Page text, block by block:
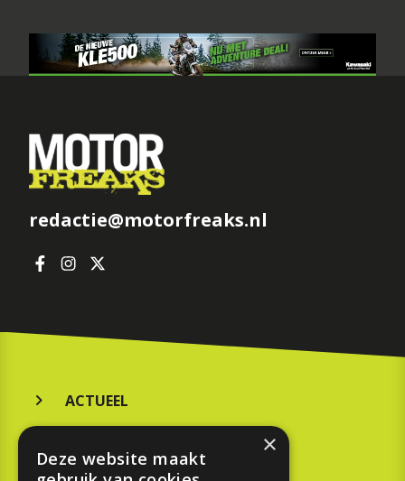
redactie@motorfreaks.nl
ACTUEEL
KOOPGIDS
×
Deze website maakt